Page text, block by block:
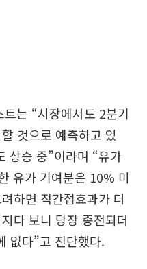
는 “시장에서도 2분기
것으로 예측하고 있
상승 중”이라며 “유가
유가 기여분은 10% 미
하면 직간접효과가 더
다 보니 당장 종전되더
없다”고 진단했다.